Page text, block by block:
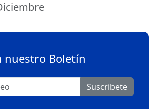
nuestro Boletín
Suscribete